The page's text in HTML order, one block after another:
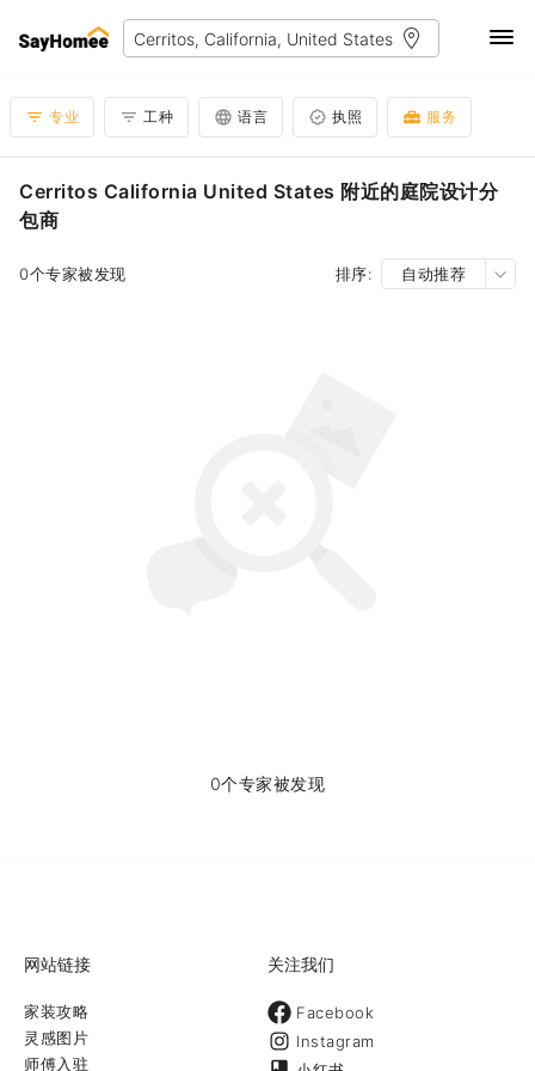
专业 工种 语言 执照 服务
Cerritos California United States 附近的庭院设计分
包商
0个专家被发现 排序: 自动推荐
0个专家被发现
网站链接
家装攻略
灵感图片
师傅入驻
关注我们
Facebook
Instagram